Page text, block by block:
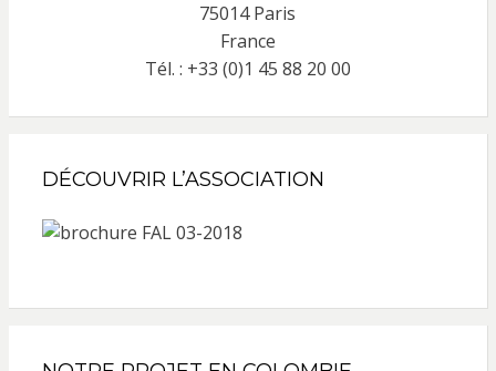
75014 Paris
France
Tél. : +33 (0)1 45 88 20 00
DÉCOUVRIR L’ASSOCIATION